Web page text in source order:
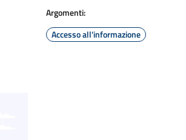
Argomenti:
Accesso all'informazione